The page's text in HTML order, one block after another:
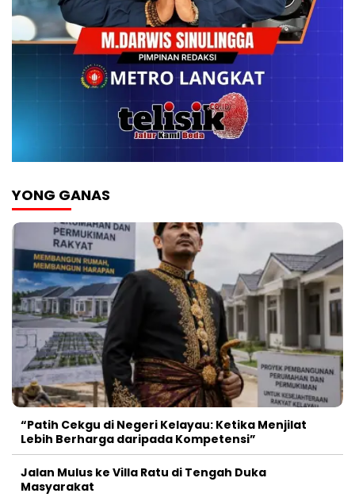
YONG GANAS
“Patih Cekgu di Negeri Kelayau: Ketika Menjilat
Lebih Berharga daripada Kompetensi”
Jalan Mulus ke Villa Ratu di Tengah Duka
Masyarakat